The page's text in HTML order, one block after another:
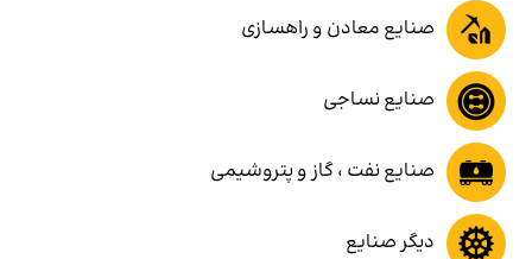
صنایع معادن و راهسازی
صنایع نساجی
صنایع نفت ، گاز و پتروشیمی
دیگر صنایع